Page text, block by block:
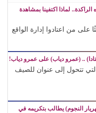
لماذا اكتفينا بمشاهدة
على من اعتادوا إدارة الواقع
.. (عمرو دياب) على عمرو دياب!
تتحول إلى عنوان للصيف
النجوم) يطالب بتكريمه في